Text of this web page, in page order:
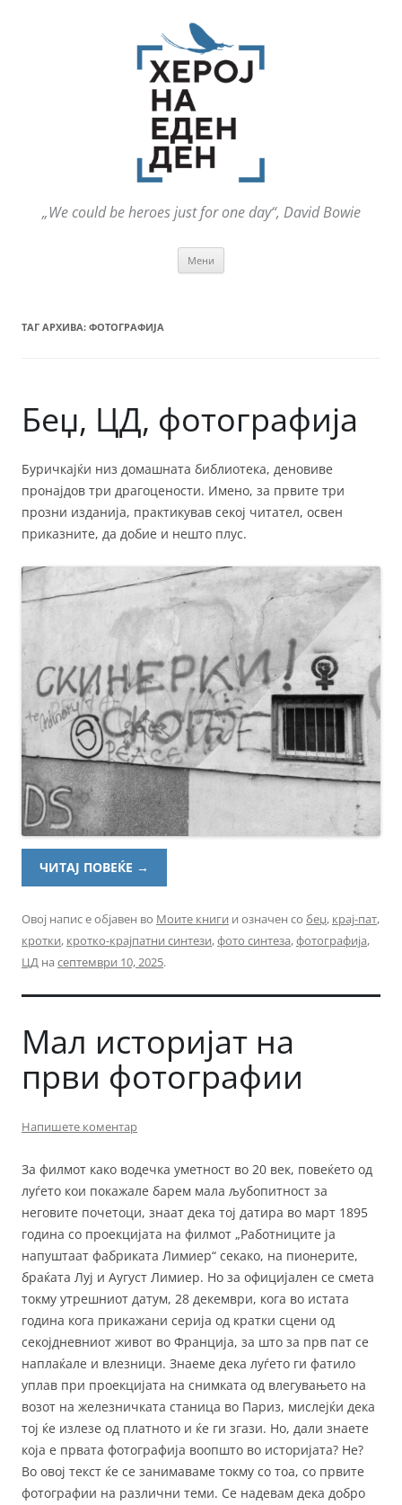
„We could be heroes just for one day“, David Bowie
Мени
ТАГ АРХИВА: ФОТОГРАФИЈА
Беџ, ЦД, фотографија
Буричкајќи низ домашната библиотека, деновиве
пронајдов три драгоцености. Имено, за првите три
прозни изданија, практикував секој читател, освен
приказните, да добие и нешто плус.
ЧИТАЈ ПОВЕЌЕ →
Овој напис е објавен во Моите книги и означен со беџ, крај-пат,
кротки, кротко-крајпатни синтези,фото синтеза,фотографија,
ЦД на септември 10, 2025.
Мал историјат на
први фотографии
Напишете коментар
За филмот како водечка уметност во 20 век, повеќето од
луѓето кои покажале барем мала љубопитност за
неговите почетоци, знаат дека тој датира во март 1895
година со проекцијата на филмот „Работниците ја
напуштаат фабриката Лимиер“ секако, на пионерите,
браќата Луј и Аугуст Лимиер. Но за официјален се смета
токму утрешниот датум, 28 декември, кога во истата
година кога прикажани серија од кратки сцени од
секојдневниот живот во Франција, за што за прв пат се
наплаќале и влезници. Знаеме дека луѓето ги фатило
уплав при проекцијата на снимката од влегувањето на
возот на железничката станица во Париз, мислејќи дека
тој ќе излезе од платното и ќе ги згази. Но, дали знаете
која е првата фотографија воопшто во историјата? Не?
Во овој текст ќе се занимаваме токму со тоа, со првите
фотографии на различни теми. Се надевам дека добро